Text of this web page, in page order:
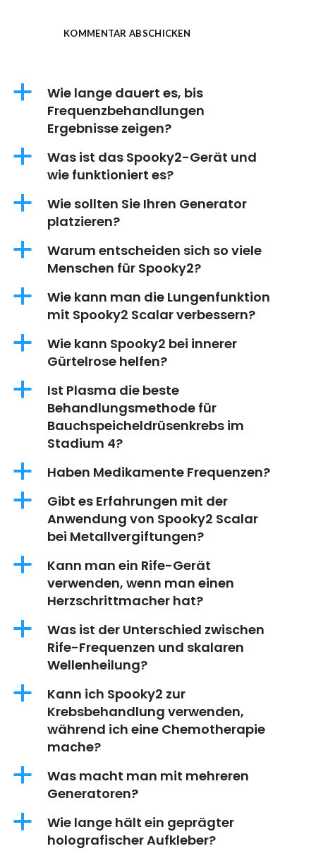
a
Wie lange dauert es, bis
Frequenzbehandlungen
Ergebnisse zeigen?
a
Was ist das Spooky2-Gerät und
wie funktioniert es?
a
Wie sollten Sie Ihren Generator
platzieren?
a
Warum entscheiden sich so viele
Menschen für Spooky2?
a
Wie kann man die Lungenfunktion
mit Spooky2 Scalar verbessern?
a
Wie kann Spooky2 bei innerer
Gürtelrose helfen?
a
Ist Plasma die beste
Behandlungsmethode für
Bauchspeicheldrüsenkrebs im
Stadium 4?
a Haben Medikamente Frequenzen?
a
Gibt es Erfahrungen mit der
Anwendung von Spooky2 Scalar
bei Metallvergiftungen?
a
Kann man ein Rife-Gerät
verwenden, wenn man einen
Herzschrittmacher hat?
a
Was ist der Unterschied zwischen
Rife-Frequenzen und skalaren
Wellenheilung?
a
Kann ich Spooky2 zur
Krebsbehandlung verwenden,
während ich eine Chemotherapie
mache?
a
Was macht man mit mehreren
Generatoren?
a
Wie lange hält ein geprägter
holografischer Aufkleber?